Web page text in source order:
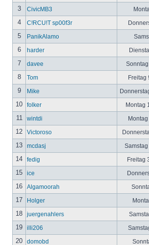
3 CivicMB3
4 C!RCU!T sp00f3r
5 PanikAlamo
6 harder
7 davee
8 Tom Freitag
9 Mike
10 folker Montag
11 wintdi
12 Victoroso
13 mcdasj
14 fedig Freitag
15 ice
16 Algamoorah
17 Holger
18 juergenahlers
19 illi206
20 domobd